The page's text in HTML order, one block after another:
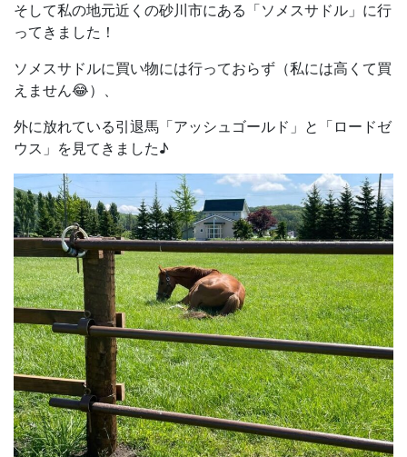
そして私の地元近くの砂川市にある「ソメスサドル」に行
ってきました！
ソメスサドルに買い物には行っておらず（私には高くて買
えません😂）、
外に放れている引退馬「アッシュゴールド」と「ロードゼ
ウス」を見てきました♪